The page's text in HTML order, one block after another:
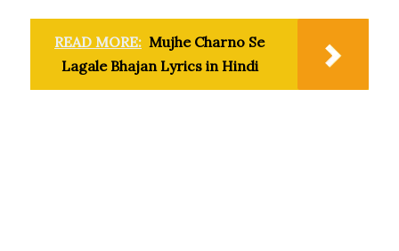
READ MORE: Mujhe Charno Se
Lagale Bhajan Lyrics in Hindi